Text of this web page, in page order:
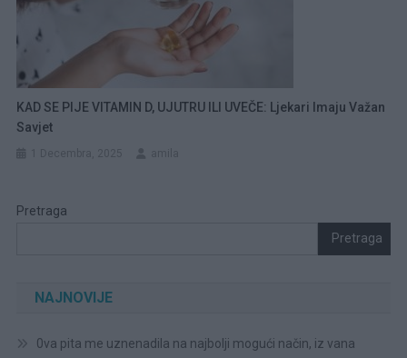
KAD SE PIJE VITAMIN D, UJUTRU ILI UVEČE: Ljekari Imaju Važan
Savjet
Pretraga
Pretraga
NAJNOVIJE
0va pita me uznenadila na najbolji mogući način, iz vana